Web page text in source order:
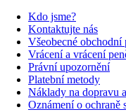
Kdo jsme?
Kontaktujte nás
Všeobecné
Vrácení a vrácení
Právní upozornění
Platební metody
Náklady na dopravu
Oznámení o ochraně